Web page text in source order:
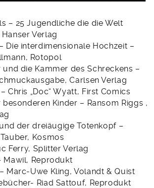
– 25 Jugendliche die die Welt
Verlag
Die interdimensionale Hochzeit –
Rotopol
die Kammer des Schreckens –
Carlsen Verlag
Chris „Doc“ Wyatt, First Comics
besonderen Kinder – Ransom Riggs ,
der dreiäugige Totenkopf –
Kosmos
Ferry, Splitter Verlag
Mawil, Reprodukt
Marc-Uwe Kling, Volandt & Quist
Riad Sattouf, Reprodukt